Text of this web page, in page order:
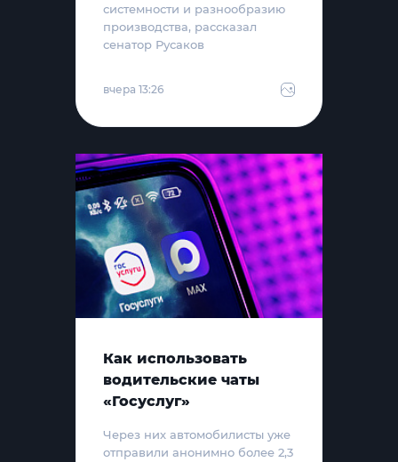
системности и разнообразию
производства, рассказал
сенатор Русаков
вчера 13:26
Как использовать
водительские чаты
«Госуслуг»
Через них автомобилисты уже
отправили анонимно более 2,3